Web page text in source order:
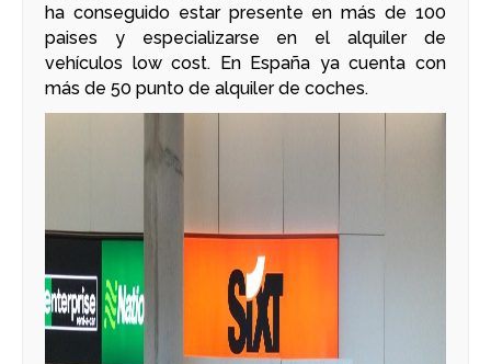
ha conseguido estar presente en más de 100
paises y especializarse en el alquiler de
vehículos low cost. En España ya cuenta con
más de 50 punto de alquiler de coches.